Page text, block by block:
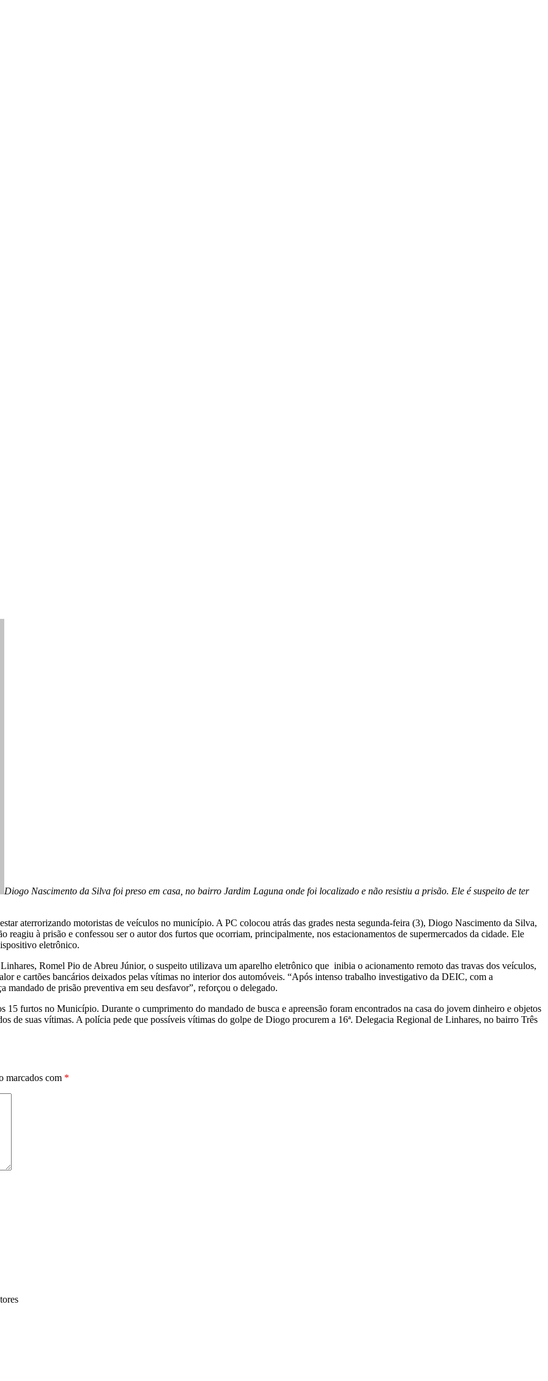
Diogo Nascimento da Silva foi preso em casa, no bairro Jardim Laguna onde foi localizado e não resistiu a prisão. Ele é suspeito de ter
aterrorizando motoristas de veículos no município. A PC colocou atrás das grades nesta segunda-feira (3), Diogo Nascimento da Silva,
reagiu à prisão e confessou ser o autor dos furtos que ocorriam, principalmente, nos estacionamentos de supermercados da cidade. Ele
eletrônico.
Romel Pio de Abreu Júnior, o suspeito utilizava um aparelho eletrônico que inibia o acionamento remoto das travas dos veículos,
e cartões bancários deixados pelas vítimas no interior dos automóveis. “Após intenso trabalho investigativo da DEIC, com a
de prisão preventiva em seu desfavor”, reforçou o delegado.
15 furtos no Município. Durante o cumprimento do mandado de busca e apreensão foram encontrados na casa do jovem dinheiro e objetos
de suas vítimas. A polícia pede que possíveis vítimas do golpe de Diogo procurem a 16ª. Delegacia Regional de Linhares, no bairro Três
marcados com *